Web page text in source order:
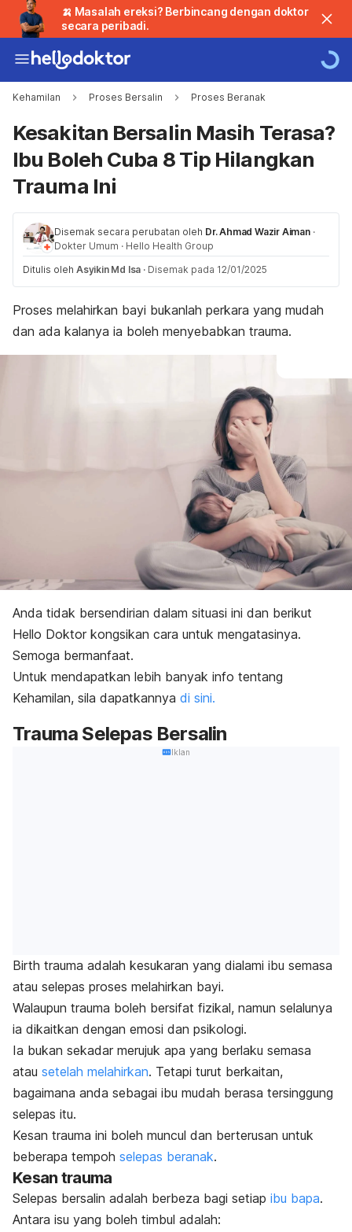
🍌 Masalah ereksi? Berbincang dengan doktor
secara peribadi.
Kehamilan Proses Bersalin Proses Beranak
Kesakitan Bersalin Masih Terasa?
Ibu Boleh Cuba 8 Tip Hilangkan
Trauma Ini
Disemak secara perubatan oleh Dr. Ahmad Wazir Aiman ·
Dokter Umum · Hello Health Group
Ditulis oleh Asyikin Md Isa · Disemak pada 12/01/2025
Proses melahirkan bayi bukanlah perkara yang mudah
dan ada kalanya ia boleh menyebabkan trauma.
Anda tidak bersendirian dalam situasi ini dan berikut
Hello Doktor kongsikan cara untuk mengatasinya.
Semoga bermanfaat.
Untuk mendapatkan lebih banyak info tentang
Kehamilan, sila dapatkannya di sini.
Trauma Selepas Bersalin
Iklan
Birth trauma adalah kesukaran yang dialami ibu semasa
atau selepas proses melahirkan bayi.
Walaupun trauma boleh bersifat fizikal, namun selalunya
ia dikaitkan dengan emosi dan psikologi.
Ia bukan sekadar merujuk apa yang berlaku semasa
atau setelah melahirkan. Tetapi turut berkaitan,
bagaimana anda sebagai ibu mudah berasa tersinggung
selepas itu.
Kesan trauma ini boleh muncul dan berterusan untuk
beberapa tempoh selepas beranak.
Kesan trauma
Selepas bersalin adalah berbeza bagi setiap ibu bapa.
Antara isu yang boleh timbul adalah: